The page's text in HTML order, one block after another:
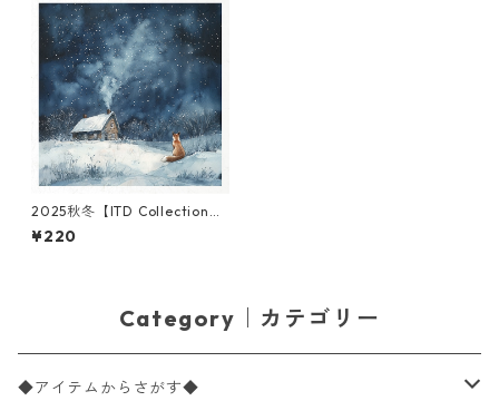
2025秋冬【ITD Collection】
ミニサイズ ライスペーパー RS
M1781 デコパージュ
¥220
Category｜カテゴリー
◆アイテムからさがす◆